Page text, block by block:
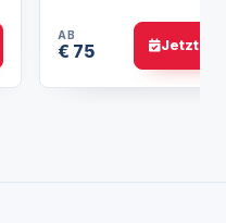
AB
€ 75 Jetzt